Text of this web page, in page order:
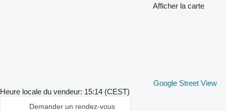
Afficher la carte
Google Street View
Heure locale du vendeur: 15:14 (CEST)
Demander un rendez-vous